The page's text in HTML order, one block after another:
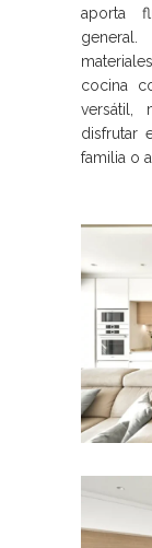
aporta
cocina
versátil,
disfrutar
familia o